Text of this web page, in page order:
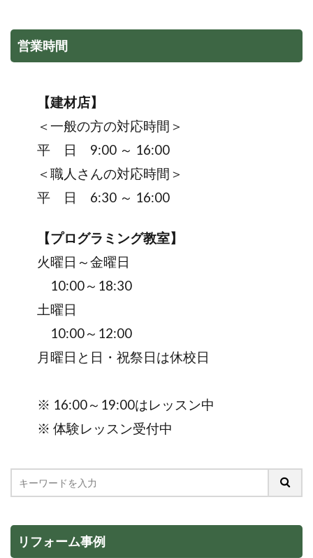
営業時間
【建材店】
＜一般の方の対応時間＞
平 日 9:00 ～ 16:00
＜職人さんの対応時間＞
平 日 6:30 ～ 16:00
【プログラミング教室】
火曜日～金曜日
10:00～18:30
土曜日
10:00～12:00
月曜日と日・祝祭日は休校日
※ 16:00～19:00はレッスン中
※ 体験レッスン受付中
リフォーム事例